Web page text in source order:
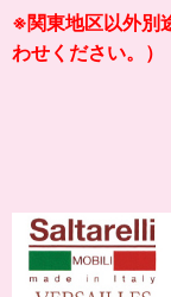
※関東地区以外別
わせください。）